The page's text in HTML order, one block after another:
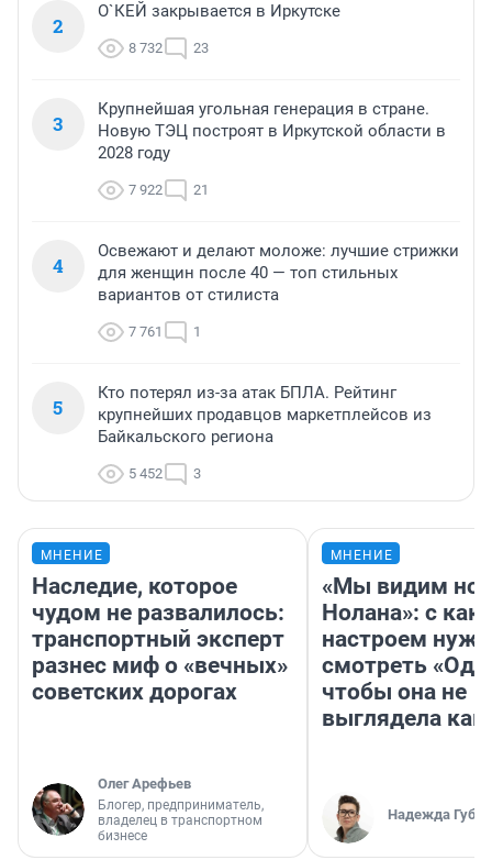
2
О`КЕЙ закрывается в Иркутске
8 732 23
3
Крупнейшая угольная генерация в стране.
Новую ТЭЦ построят в Иркутской области в
2028 году
7 922 21
4
Освежают и делают моложе: лучшие стрижки
для женщин после 40 — топ стильных
вариантов от стилиста
7 761 1
5
Кто потерял из-за атак БПЛА. Рейтинг
крупнейших продавцов маркетплейсов из
Байкальского региона
5 452 3
МНЕНИЕ
Наследие, которое
чудом не развалилось:
транспортный эксперт
разнес миф о «вечных»
советских дорогах
Олег Арефьев
Блогер, предприниматель,
владелец в транспортном
бизнесе
МНЕНИЕ
«Мы видим
Нолана»: с
настроем
смотреть
чтобы она не
выглядела как
Надежда